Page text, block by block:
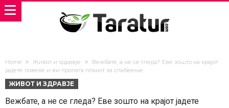
Home Живот и здравје
Вежбате, а не се гледа? Еве зошто на крајот
јадете повеќе и ви пропаѓа планот за слабеење
ЖИВОТ И ЗДРАВЈЕ
Вежбате, а не се гледа? Еве зошто на крајот јадете